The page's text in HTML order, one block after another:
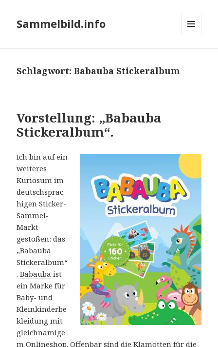
Sammelbild.info
Schlagwort:Babauba Stickeralbum
Vorstellung: „Babauba
Stickeralbum“.
Ich bin auf ein
weiteres
Kuriosum im
deutschsprac
higen Sticker-
Sammel-
Markt
gestoßen: das
„Babauba
Stickeralbum“
.Babauba ist
ein Marke für
Baby- und
Kleinkinderbe
kleidung mit
gleichnamige
m Onlineshop. Offenbar sind die Klamotten für die